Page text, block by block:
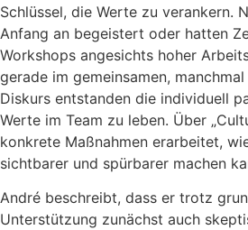
Schlüssel, die Werte zu verankern.
Anfang an begeistert oder hatten
Workshops angesichts hoher
gerade im gemeinsamen,
Diskurs entstanden die individuell
Werte im Team zu leben. Über
konkrete Maßnahmen erarbeitet,
sichtbarer und spürbarer machen
André beschreibt, dass er trotz
Unterstützung zunächst auch